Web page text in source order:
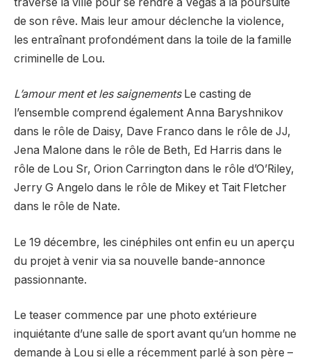
de son rêve. Mais leur amour déclenche la violence,
les entraînant profondément dans la toile de la famille
criminelle de Lou.
L’amour ment et les saignementsLe casting de
l’ensemble comprend également Anna Baryshnikov
dans le rôle de Daisy, Dave Franco dans le rôle de JJ,
Jena Malone dans le rôle de Beth, Ed Harris dans le
rôle de Lou Sr, Orion Carrington dans le rôle d’O’Riley,
Jerry G Angelo dans le rôle de Mikey et Tait Fletcher
dans le rôle de Nate.
Le 19 décembre, les cinéphiles ont enfin eu un aperçu
du projet à venir via sa nouvelle bande-annonce
passionnante.
Le teaser commence par une photo extérieure
inquiétante d’une salle de sport avant qu’un homme ne
demande à Lou si elle a récemment parlé à son père –